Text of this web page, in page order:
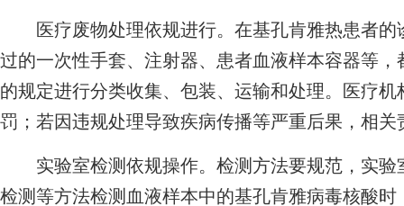
医疗废物处理依规进行。在基孔肯雅热患者的
过的一次性手套、注射器、患者血液样本容器等
的规定进行分类收集、包装、运输和处理。医疗
罚；若因违规处理导致疾病传播等严重后果，相
实验室检测依规操作。检测方法要规范，实验
检测等方法检测血液样本中的基孔肯雅病毒核酸